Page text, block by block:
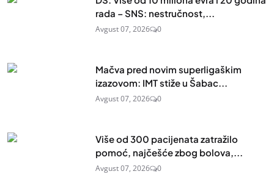
rada – SNS: nestručnost,...
Avgust 07, 2026 0
Mačva pred novim superligaškim
izazovom: IMT stiže u Šabac...
Avgust 07, 2026 0
Više od 300 pacijenata zatražilo
pomoć, najčešće zbog bolova,...
Avgust 07, 2026 0